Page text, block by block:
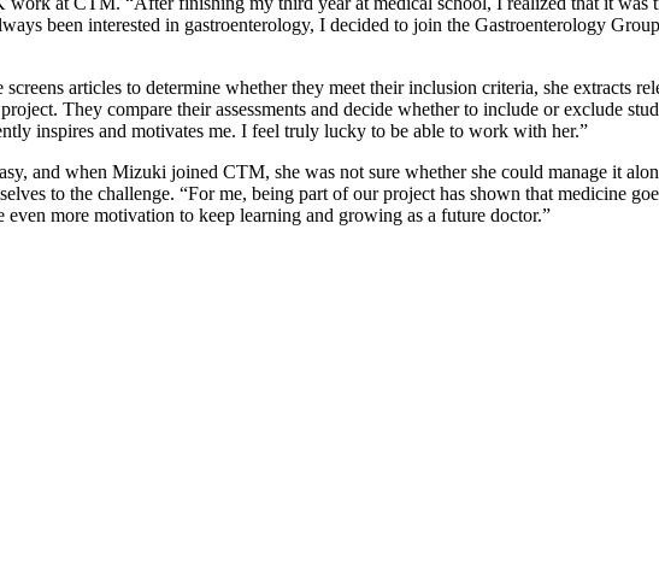
been interested in gastroenterology, I decided to join the Gastroenterology
articles to determine whether they meet their inclusion criteria, she extracts
They compare their assessments and decide whether to include or exclude
inspires and motivates me. I feel truly lucky to be able to work with her.”
and when Mizuki joined CTM, she was not sure whether she could manage it
to the challenge. “For me, being part of our project has shown that medicine
even more motivation to keep learning and growing as a future doctor.”